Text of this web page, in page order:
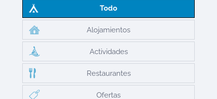
Todo
Alojamientos
Actividades
Restaurantes
Ofertas